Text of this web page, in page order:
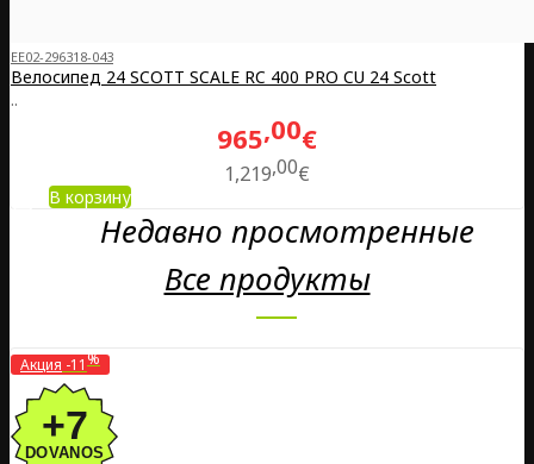
EE02-296318-043
Велосипед 24 SCOTT SCALE RC 400 PRO CU 24 Scott
..
965 00€
1,219 00€
В корзину
Недавно просмотренные
Все продукты
Акция -11%